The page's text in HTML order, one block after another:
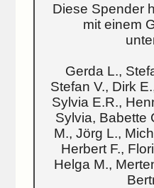
Diese Spender
mit einem
Gerda L.,
Stefan V., Dirk
Sylvia E.R.,
Sylvia, Babette
M., Jörg L.,
Herbert F.,
Helga M.,